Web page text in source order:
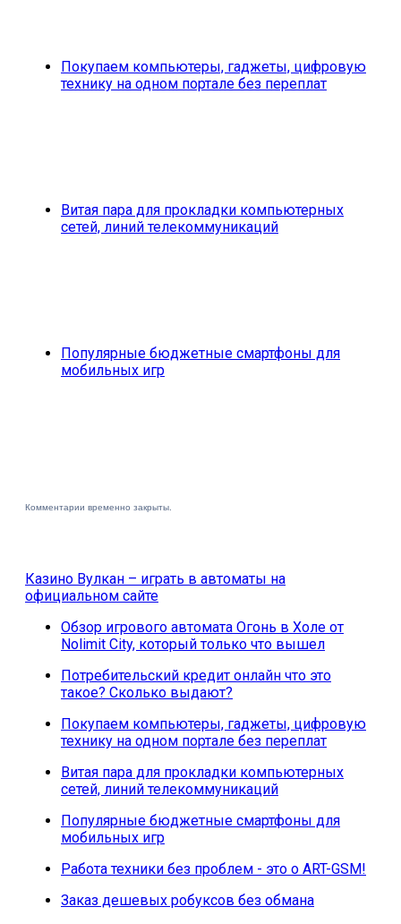
Покупаем компьютеры, гаджеты, цифровую
технику на одном портале без переплат
Витая пара для прокладки компьютерных
сетей, линий телекоммуникаций
Популярные бюджетные смартфоны для
мобильных игр
Комментарии временно закрыты.
Казино Вулкан – играть в автоматы на
официальном сайте
Обзор игрового автомата Огонь в Холе от
Nolimit City, который только что вышел
Потребительский кредит онлайн что это
такое? Сколько выдают?
Покупаем компьютеры, гаджеты, цифровую
технику на одном портале без переплат
Витая пара для прокладки компьютерных
сетей, линий телекоммуникаций
Популярные бюджетные смартфоны для
мобильных игр
Работа техники без проблем - это о ART-GSM!
Заказ дешевых робуксов без обмана